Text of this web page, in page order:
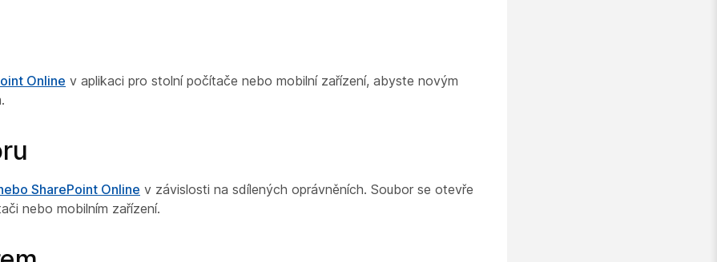
Online v aplikaci pro stolní počítače nebo mobilní zařízení, abyste novým
SharePoint Online v závislosti na sdílených oprávněních. Soubor se otevře
nebo mobilním zařízení.